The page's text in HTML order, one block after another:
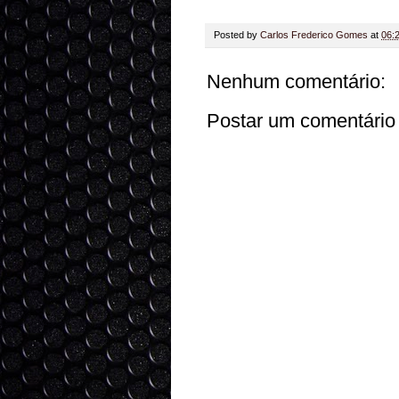
Posted by Carlos Frederico Gomes at
Nenhum comentário:
Postar um comentário